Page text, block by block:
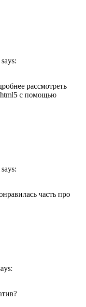
says:
рассмотреть
html5 с помощью
says:
часть про